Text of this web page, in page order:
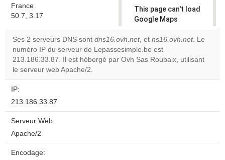
France
50.7, 3.17
This page can't load
Google Maps
correctly.
Do you
own this
OK
Ses 2 serveurs DNS sont dns16.ovh.net, et ns16.ovh.net. Le
numéro IP du serveur de Lepassesimple.be est
213.186.33.87. Il est hébergé par Ovh Sas Roubaix, utilisant
le serveur web Apache/2.
IP:
213.186.33.87
Serveur Web:
Apache/2
Encodage: